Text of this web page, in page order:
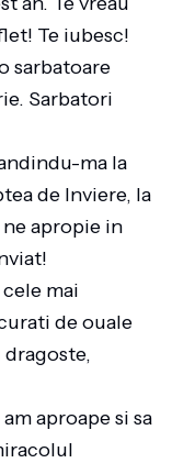
Te iubesc!
sarbatoare
Sarbatori
ma la
de Inviere, la
apropie in
mai
de ouale
aproape si sa